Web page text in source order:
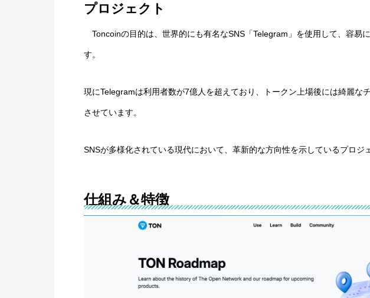
プロジェクト
Toncoinの目的は、世界的にも有名なSNS「Telegram」を使用して、容易
す。
現にTelegramは利用者数が7億人を超えており、トークン上場後には綺麗な
させています。
SNSが多様化されている現代において、革新的な方向性を示しているプロジ
仕組み＆特徴